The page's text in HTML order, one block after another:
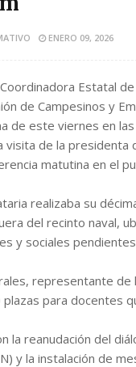
ENERO 09, 2026
Estatal
de Campesinos y
de este viernes en
visita de la presidenta
matutina en el
realizaba su
del recinto naval,
y sociales
representante
plazas para docentes
la reanudación del
y la instalación de